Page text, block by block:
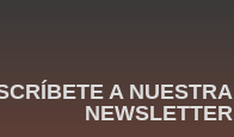
A NUESTRA
NEWSLETTER